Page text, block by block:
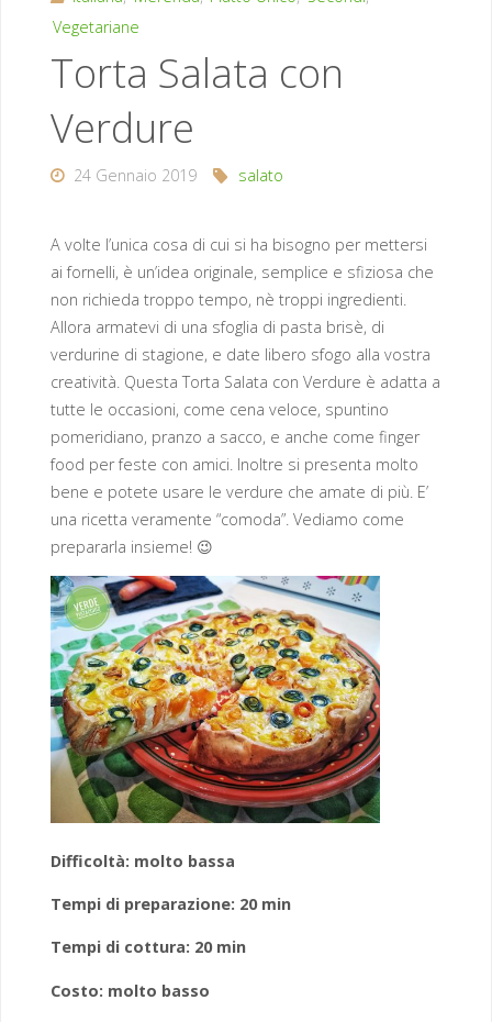
Vegetariane
Torta Salata con
Verdure
24 Gennaio 2019 salato
A volte l’unica cosa di cui si ha bisogno per mettersi
ai fornelli, è un’idea originale, semplice e sfiziosa che
non richieda troppo tempo, nè troppi ingredienti.
Allora armatevi di una sfoglia di pasta brisè, di
verdurine di stagione, e date libero sfogo alla vostra
creatività. Questa Torta Salata con Verdure è adatta a
tutte le occasioni, come cena veloce, spuntino
pomeridiano, pranzo a sacco, e anche come finger
food per feste con amici. Inoltre si presenta molto
bene e potete usare le verdure che amate di più. E’
una ricetta veramente “comoda”. Vediamo come
prepararla insieme! 😉
Difficoltà: molto bassa
Tempi di preparazione: 20 min
Tempi di cottura: 20 min
Costo: molto basso